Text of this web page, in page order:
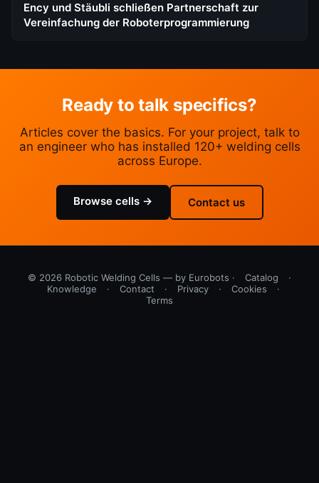
Ency und Stäubli schließen Partnerschaft zur
Vereinfachung der Roboterprogrammierung
Ready to talk specifics?
Articles cover the basics. For your project, talk to
an engineer who has installed 120+ welding cells
across Europe.
Browse cells → Contact us
© 2026 Robotic Welding Cells — by Eurobots · Catalog
·
Knowledge
· Contact · Privacy · Cookies
·
Terms